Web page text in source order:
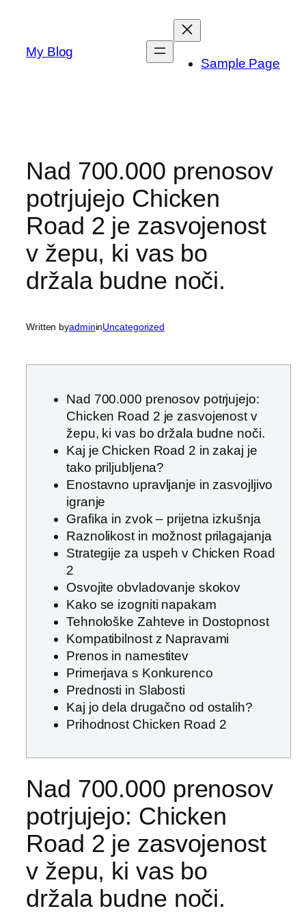
content
My Blog
Sample Page
Nad 700.000 prenosov
potrjujejo Chicken
Road 2 je zasvojenost
v žepu, ki vas bo
držala budne noči.
Written byadmininUncategorized
Nad 700.000 prenosov potrjujejo:
Chicken Road 2 je zasvojenost v
žepu, ki vas bo držala budne noči.
Kaj je Chicken Road 2 in zakaj je
tako priljubljena?
Enostavno upravljanje in zasvojljivo
igranje
Grafika in zvok – prijetna izkušnja
Raznolikost in možnost prilagajanja
Strategije za uspeh v Chicken Road
2
Osvojite obvladovanje skokov
Kako se izogniti napakam
Tehnološke Zahteve in Dostopnost
Kompatibilnost z Napravami
Prenos in namestitev
Primerjava s Konkurenco
Prednosti in Slabosti
Kaj jo dela drugačno od ostalih?
Prihodnost Chicken Road 2
Nad 700.000 prenosov
potrjujejo: Chicken
Road 2 je zasvojenost
v žepu, ki vas bo
držala budne noči.